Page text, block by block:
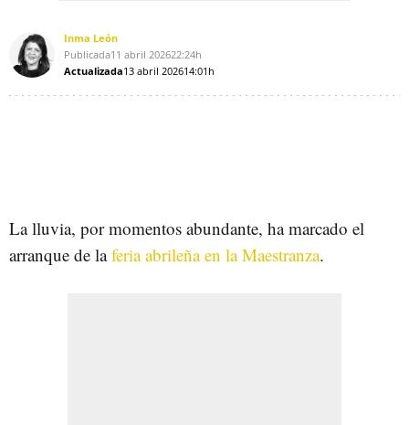
Inma León
Publicada11 abril 202622:24h
Actualizada13 abril 202614:01h
La lluvia, por momentos abundante, ha marcado el
arranque de laferia abrileña en la Maestranza.